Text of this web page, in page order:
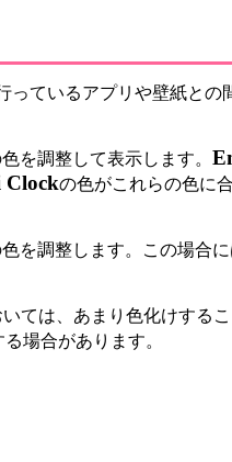
ているアプリや壁紙との
を調整して表示します。
Clockの色がこれらの色に
を調整します。この場合に
ては、あまり色化けする
場合があります。